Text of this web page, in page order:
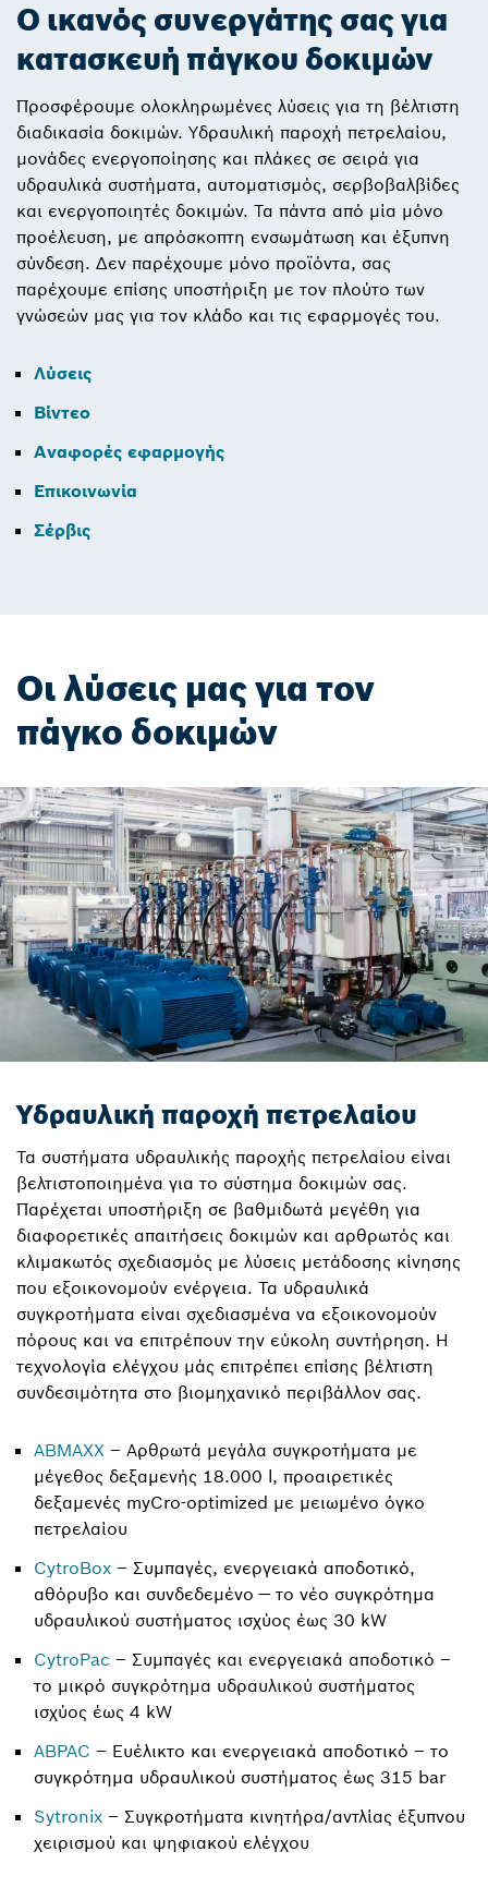
Ο ικανός συνεργάτης σας για
κατασκευή πάγκου δοκιμών
Προσφέρουμε ολοκληρωμένες λύσεις για τη βέλτιστη
διαδικασία δοκιμών. Υδραυλική παροχή πετρελαίου,
μονάδες ενεργοποίησης και πλάκες σε σειρά για
υδραυλικά συστήματα, αυτοματισμός, σερβοβαλβίδες
και ενεργοποιητές δοκιμών. Τα πάντα από μία μόνο
προέλευση, με απρόσκοπτη ενσωμάτωση και έξυπνη
σύνδεση. Δεν παρέχουμε μόνο προϊόντα, σας
παρέχουμε επίσης υποστήριξη με τον πλούτο των
γνώσεών μας για τον κλάδο και τις εφαρμογές του.
Λύσεις
Βίντεο
Αναφορές εφαρμογής
Επικοινωνία
Σέρβις
Οι λύσεις μας για τον
πάγκο δοκιμών
Υδραυλική παροχή πετρελαίου
Τα συστήματα υδραυλικής παροχής πετρελαίου είναι
βελτιστοποιημένα για το σύστημα δοκιμών σας.
Παρέχεται υποστήριξη σε βαθμιδωτά μεγέθη για
διαφορετικές απαιτήσεις δοκιμών και αρθρωτός και
κλιμακωτός σχεδιασμός με λύσεις μετάδοσης κίνησης
που εξοικονομούν ενέργεια. Τα υδραυλικά
συγκροτήματα είναι σχεδιασμένα να εξοικονομούν
πόρους και να επιτρέπουν την εύκολη συντήρηση. Η
τεχνολογία ελέγχου μάς επιτρέπει επίσης βέλτιστη
συνδεσιμότητα στο βιομηχανικό περιβάλλον σας.
ABMAXX – Αρθρωτά μεγάλα συγκροτήματα με
μέγεθος δεξαμενής 18.000 l, προαιρετικές
δεξαμενές myCro-optimized με μειωμένο όγκο
πετρελαίου
CytroBox – Συμπαγές, ενεργειακά αποδοτικό,
αθόρυβο και συνδεδεμένο — το νέο συγκρότημα
υδραυλικού συστήματος ισχύος έως 30 kW
CytroPac – Συμπαγές και ενεργειακά αποδοτικό –
το μικρό συγκρότημα υδραυλικού συστήματος
ισχύος έως 4 kW
ABPAC – Ευέλικτο και ενεργειακά αποδοτικό – το
συγκρότημα υδραυλικού συστήματος έως 315 bar
Sytronix – Συγκροτήματα κινητήρα/αντλίας έξυπνου
χειρισμού και ψηφιακού ελέγχου